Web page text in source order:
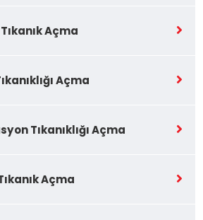
Açma
Açma
Tıkanıklığı Açma
Açma